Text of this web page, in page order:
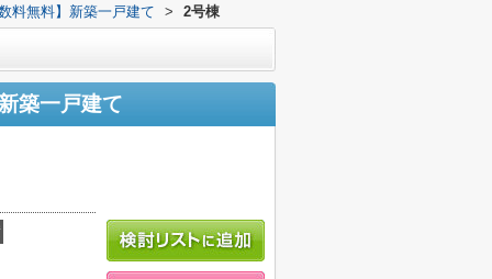
料無料】新築一戸建て > 2号棟
築一戸建て